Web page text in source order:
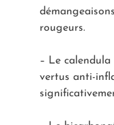
rougeurs.
– Le
vertus anti-